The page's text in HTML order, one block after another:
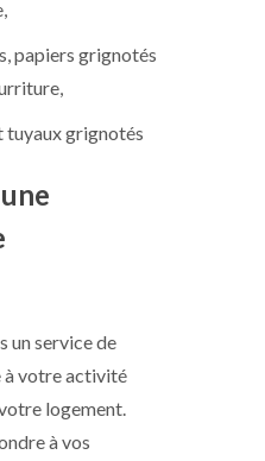
papiers grignotés
tuyaux grignotés
un service de
à votre activité
logement.
à vos